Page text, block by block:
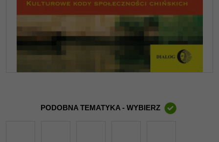
PODOBNA TEMATYKA - WYBIERZ